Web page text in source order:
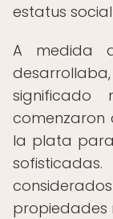
estatus
A medida
significado
comenzaron
la plata
propiedades